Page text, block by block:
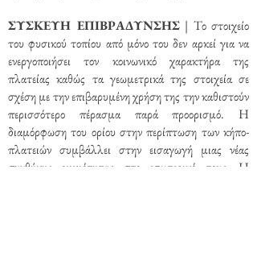
ΣΥΣΚΕΥΗ ΕΠΙΒΡΑΔΥΝΣΗΣ| Το στοιχείο
του φυσικού τοπίου από μόνο του δεν αρκεί για να
ενεργοποιήσει τον κοινωνικό χαρακτήρα της
πλατείας καθώς τα γεωμετρικά της στοιχεία σε
σχέση με την επιβαρυμένη χρήση της την καθιστούν
περισσότερο πέρασμα παρά προορισμό. Η
διαμόρφωση του ορίου στην περίπτωση των κήπο-
πλατειών συμβάλλει στην εισαγωγή μιας νέας
συνθήκης οικειότητας στο εσωτερικό τους. Η